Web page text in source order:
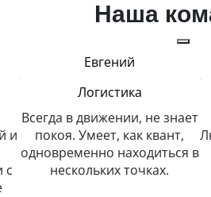
Наша
и
с
Евгений
Логистика
Всегда в движении, не знает
покоя. Умеет, как квант,
одновременно находиться в
нескольких точках.